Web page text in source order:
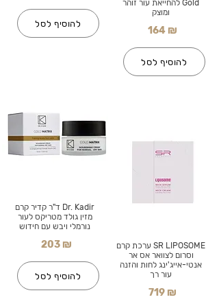
להוסיף לסל
Dr. Kadir ד"ר קדיר קרם
מזין גולד מטריקס לעור
נורמלי ויבש עם חידוש
203 ₪
להוסיף לסל
Gold להחייאת עור זוהר
ומוצק
164 ₪
להוסיף לסל
SR LIPOSOME ערכת קרם
וסרום לצוואר אס אר
אנטי-אייג'ינג לחות והזנה
עור רך
719 ₪